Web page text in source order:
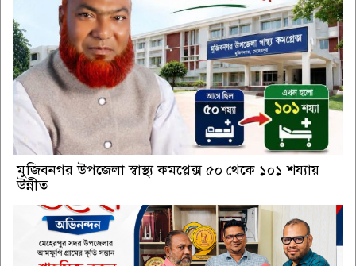
মুজিবনগর উপজেলা স্বাস্থ্য কমপ্লেক্স ৫০ থেকে ১০১ শয্যায়
উন্নীত